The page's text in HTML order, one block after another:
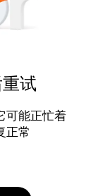
试
可能正忙着
正常